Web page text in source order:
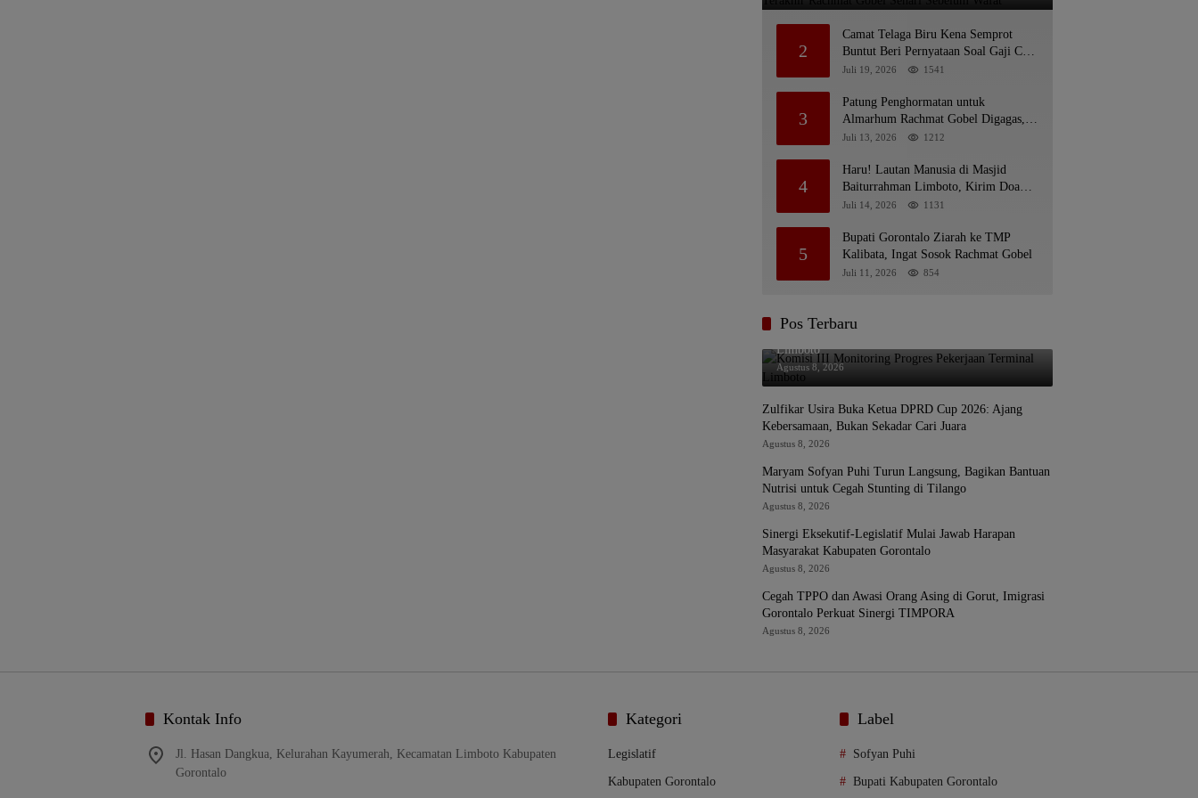
2
Camat Telaga Biru Kena Semprot
Buntut Beri Pernyataan Soal Gaji CS
Pentadio Barat yang Nunggak
Juli 19, 2026 1541
3
Patung Penghormatan untuk
Almarhum Rachmat Gobel Digagas,
Ini Tiga Lokasi yang Diusulkan
Juli 13, 2026 1212
4
Haru! Lautan Manusia di Masjid
Baiturrahman Limboto, Kirim Doa
untuk Almarhum Rachmat Gobel
Juli 14, 2026 1131
5
Bupati Gorontalo Ziarah ke TMP
Kalibata, Ingat Sosok Rachmat Gobel
Juli 11, 2026 854
Pos Terbaru
Komisi III Monitoring Progres Pekerjaan Terminal
Limboto
Agustus 8, 2026
Zulfikar Usira Buka Ketua DPRD Cup 2026: Ajang
Kebersamaan, Bukan Sekadar Cari Juara
Agustus 8, 2026
Maryam Sofyan Puhi Turun Langsung, Bagikan Bantuan
Nutrisi untuk Cegah Stunting di Tilango
Agustus 8, 2026
Sinergi Eksekutif-Legislatif Mulai Jawab Harapan
Masyarakat Kabupaten Gorontalo
Agustus 8, 2026
Cegah TPPO dan Awasi Orang Asing di Gorut, Imigrasi
Gorontalo Perkuat Sinergi TIMPORA
Agustus 8, 2026
Kontak Info
Jl. Hasan Dangkua, Kelurahan Kayumerah, Kecamatan Limboto Kabupaten
Gorontalo
Kategori
Legislatif
Kabupaten Gorontalo
Label
Sofyan Puhi
Bupati Kabupaten Gorontalo